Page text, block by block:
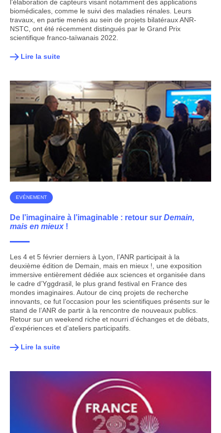
l’élaboration de capteurs visant notamment des applications
biomédicales, comme le suivi des maladies rénales. Leurs
travaux, en partie menés au sein de projets bilatéraux ANR-
NSTC, ont été récemment distingués par le Grand Prix
scientifique franco-taïwanais 2022.
Lire la suite
EVÉNEMENT
De l’imaginaire à l’imaginable : retour sur Demain,
mais en mieux !
Les 4 et 5 février derniers à Lyon, l’ANR participait à la
deuxième édition de Demain, mais en mieux !, une exposition
immersive entièrement dédiée aux sciences et organisée dans
le cadre d’Yggdrasil, le plus grand festival en France des
mondes imaginaires. Autour de cinq projets de recherche
innovants, ce fut l’occasion pour les scientifiques présents sur le
stand de l’ANR de partir à la rencontre de nouveaux publics.
Retour sur un weekend riche et nourri d’échanges et de débats,
d’expériences et d’ateliers participatifs.
Lire la suite